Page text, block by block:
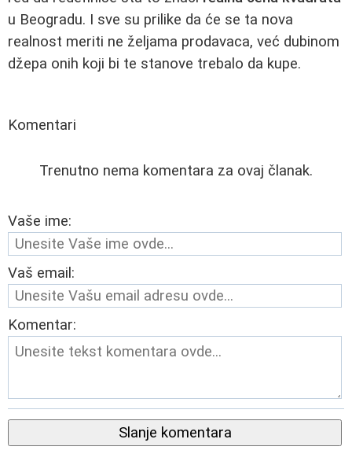
u Beogradu. I sve su prilike da će se ta nova
realnost meriti ne željama prodavaca, već dubinom
džepa onih koji bi te stanove trebalo da kupe.
Komentari
Trenutno nema komentara za ovaj članak.
Vaše ime:
Vaš email:
Komentar:
Slanje komentara